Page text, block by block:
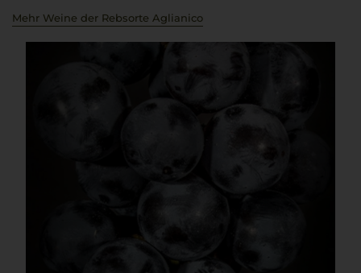
Mehr Weine der Rebsorte Aglianico